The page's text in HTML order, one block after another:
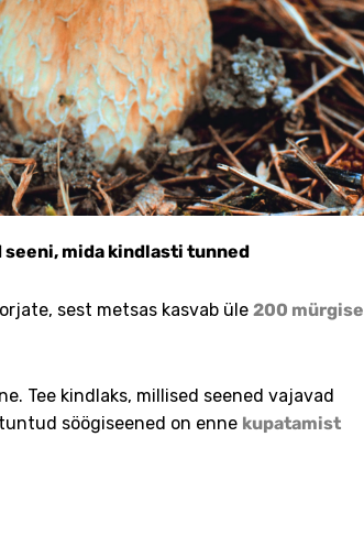
mida kindlasti tunned
sest metsas kasvab üle 200 mürgise
Tee kindlaks, millised seened vajavad
söögiseened on enne kupatamist